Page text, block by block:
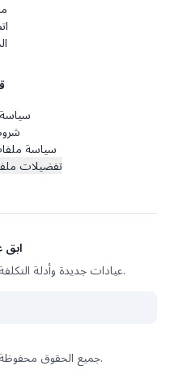
سياسة
تفضيلات
ابق
عيادات جديدة وأدلة التكلفة ونصائح زراعة الشعر. بدون إزعاج.
جميع الحقوق محفوظة.